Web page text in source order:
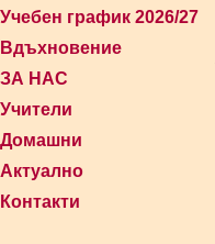
Учебен график 2026/27
Вдъхновение
ЗА НАС
Учители
Домашни
Актуално
Контакти